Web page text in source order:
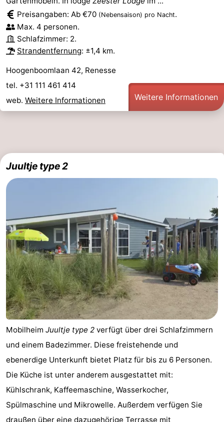
Preisangaben: Ab €70 (Nebensaison) pro Nacht.
Max. 4 personen.
Schlafzimmer: 2.
Strandentfernung: ±1,4 km.
Hoogenboomlaan 42, Renesse
tel. +31 111 461 414
web. Weitere Informationen Weitere Informationen
Juultje type 2
Mobilheim Juultje type 2 verfügt über drei Schlafzimmern
und einem Badezimmer. Diese freistehende und
ebenerdige Unterkunft bietet Platz für bis zu 6 Personen.
Die Küche ist unter anderem ausgestattet mit:
Kühlschrank, Kaffeemaschine, Wasserkocher,
Spülmaschine und Mikrowelle. Außerdem verfügen Sie
draußen über eine dazugehörige Terrasse mit